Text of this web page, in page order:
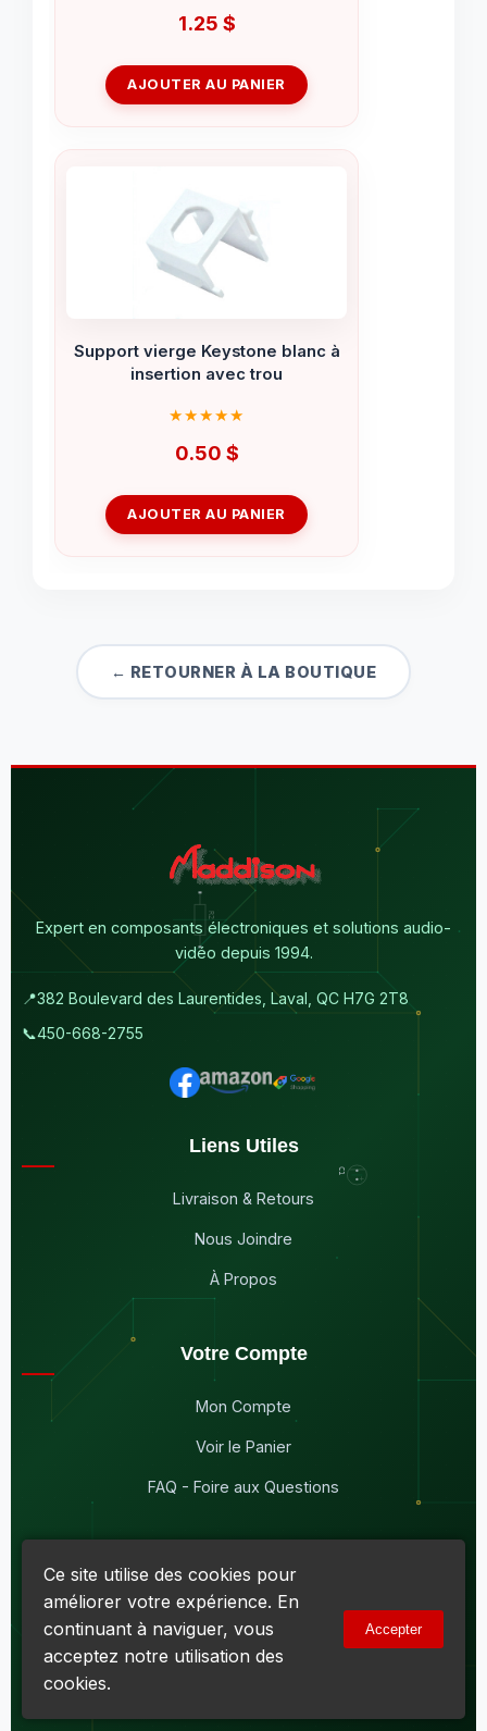
1.25 $
AJOUTER AU PANIER
Support vierge Keystone blanc à
insertion avec trou
0.50 $
AJOUTER AU PANIER
← RETOURNER À LA BOUTIQUE
Expert en composants électroniques et solutions audio-
vidéo depuis 1994.
📍382 Boulevard des Laurentides, Laval, QC H7G 2T8
📞450-668-2755
Liens Utiles
Livraison & Retours
Nous Joindre
À Propos
Votre Compte
Mon Compte
Voir le Panier
FAQ - Foire aux Questions
© 2026Maddison Électronique Inc.
Politique de confidentialité & Cookies|
Conditions d'utilisation
Numéro d'entreprise du Québec (NEQ) :
R138919030RT0001 • TVQ : 10-1702-3051TQ0001
Ce site utilise des cookies pour
améliorer votre expérience. En
continuant à naviguer, vous
acceptez notre utilisation des
cookies.
Accepter